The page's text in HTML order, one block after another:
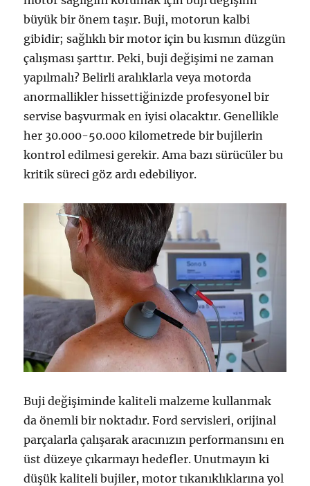
büyük bir önem taşır. Buji, motorun kalbi
gibidir; sağlıklı bir motor için bu kısmın düzgün
çalışması şarttır. Peki, buji değişimi ne zaman
yapılmalı? Belirli aralıklarla veya motorda
anormallikler hissettiğinizde profesyonel bir
servise başvurmak en iyisi olacaktır. Genellikle
her 30.000-50.000 kilometrede bir bujilerin
kontrol edilmesi gerekir. Ama bazı sürücüler bu
kritik süreci göz ardı edebiliyor.
Buji değişiminde kaliteli malzeme kullanmak
da önemli bir noktadır. Ford servisleri, orijinal
parçalarla çalışarak aracınızın performansını en
üst düzeye çıkarmayı hedefler. Unutmayın ki
düşük kaliteli bujiler, motor tıkanıklıklarına yol